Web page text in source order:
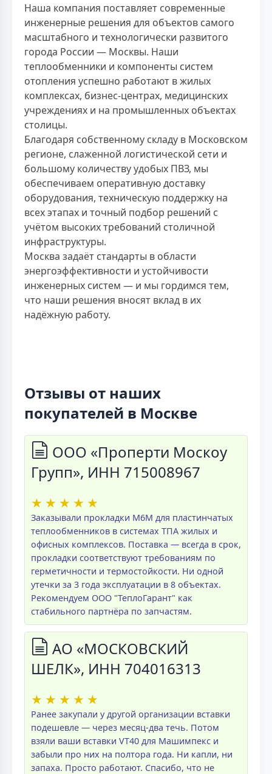
Наша компания поставляет современные
инженерные решения для объектов самого
масштабного и технологически развитого
города России — Москвы. Наши
теплообменники и компоненты систем
отопления успешно работают в жилых
комплексах, бизнес-центрах, медицинских
учреждениях и на промышленных объектах
столицы.
Благодаря собственному складу в Московском
регионе, слаженной логистической сети и
большому количеству удобых ПВЗ, мы
обеспечиваем оперативную доставку
оборудования, техническую поддержку на
всех этапах и точный подбор решений с
учётом высоких требований столичной
инфраструктуры.
Москва задаёт стандарты в области
энергоэффективности и устойчивости
инженерных систем — и мы гордимся тем,
что наши решения вносят вклад в их
надёжную работу.
Отзывы от наших
покупателей в Москве
ООО «Проперти Москоу
Групп», ИНН 715008967
★ ★ ★ ★ ★
Заказывали прокладки M6M для пластинчатых
теплообменников в системах ТПА жилых и
офисных комплексов. Поставка — всегда в срок,
прокладки соответствуют требованиям по
герметичности и термостойкости. Ни одной
утечки за 3 года эксплуатации в 8 объектах.
Рекомендуем ООО "ТеплоГарант" как
стабильного партнёра по запчастям.
АО «МОСКОВСКИЙ
ШЕЛК», ИНН 704016313
★ ★ ★ ★ ★
Ранее закупали у другой организации вставки
подешевле — через месяц-два течь. Потом
взяли ваши вставки VT40 для Машимпекс и
забыли про них на полтора года. Ни капли, ни
запаха. Просто работают. Спасибо, что не